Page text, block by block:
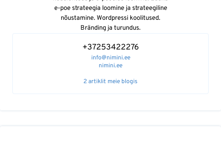
e-poe strateegia loomine ja strateegiline
nõustamine. Wordpressi koolitused.
Bränding ja turundus.
+37253422276
info@nimini.ee
nimini.ee
2 artiklit meie blogis